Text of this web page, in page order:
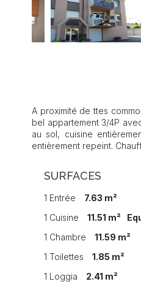
A proximité de ttes
bel appartement 3/4P
au sol, cuisine
entièrement repeint.
SURFACES
1 Entrée 7.63 m²
1 Cuisine
11.51 m²
1 Chambre
11.59 m²
1 Toilettes
1.85 m²
1 Loggia
2.41 m²